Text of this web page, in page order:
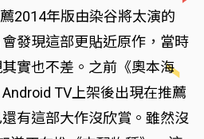
2014年版由染谷將太演的
會發現這部更貼近原作，當時
實也不差。之前《奧本海
TV上架後出現在推薦
有這部大作沒欣賞。雖然沒